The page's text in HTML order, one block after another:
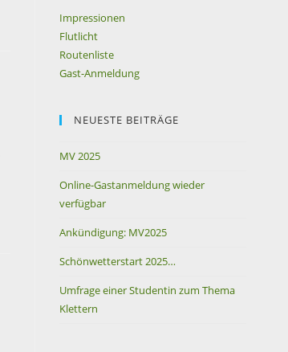
Impressionen
Flutlicht
Routenliste
Gast-Anmeldung
NEUESTE BEITRÄGE
MV 2025
Online-Gastanmeldung wieder
verfügbar
Ankündigung: MV2025
Schönwetterstart 2025…
Umfrage einer Studentin zum Thema
Klettern